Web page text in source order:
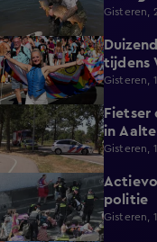
Gisteren,
0:31
tijdens
Gisteren,
0:32
in
Gisteren,
0:39
politie
Gisteren,